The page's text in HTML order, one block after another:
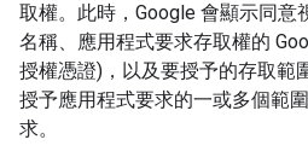
取權。此時，Google 會顯示同意
名稱、應用程式要求存取權的
授權憑證)，以及要授予的存取範
授予應用程式要求的一或多個範
求。